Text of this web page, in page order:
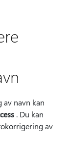
navn kan
. Du kan
av